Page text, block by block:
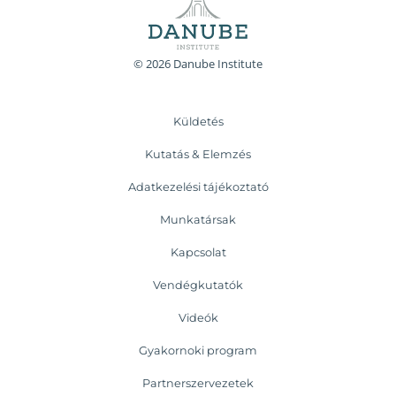
© 2026 Danube Institute
Küldetés
Kutatás & Elemzés
Adatkezelési tájékoztató
Munkatársak
Kapcsolat
Vendégkutatók
Videók
Gyakornoki program
Partnerszervezetek